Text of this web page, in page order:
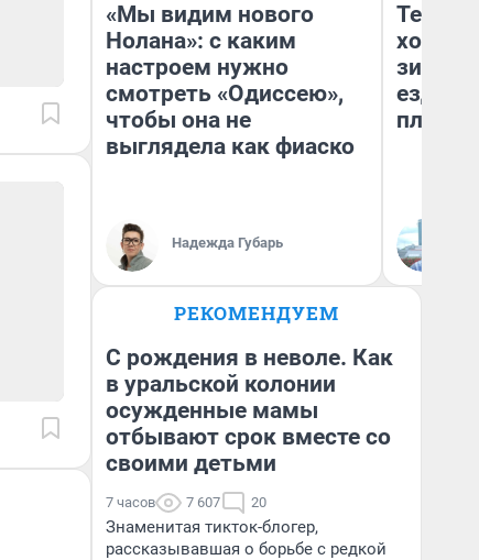
«Мы видим нового
Нолана»: с каким
настроем нужно
смотреть «Одиссею»,
чтобы она не
выглядела как фиаско
Надежда Губарь
Тепло
зимой.
ездит
плюсы
РЕКОМЕНДУЕМ
С рождения в неволе. Как
в уральской колонии
осужденные мамы
отбывают срок вместе со
своими детьми
7 часов 7 607 20
Знаменитая тикток-блогер,
рассказывавшая о борьбе с редкой